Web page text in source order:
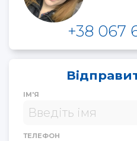
+38 067
ІМ'Я
ТЕЛЕФОН